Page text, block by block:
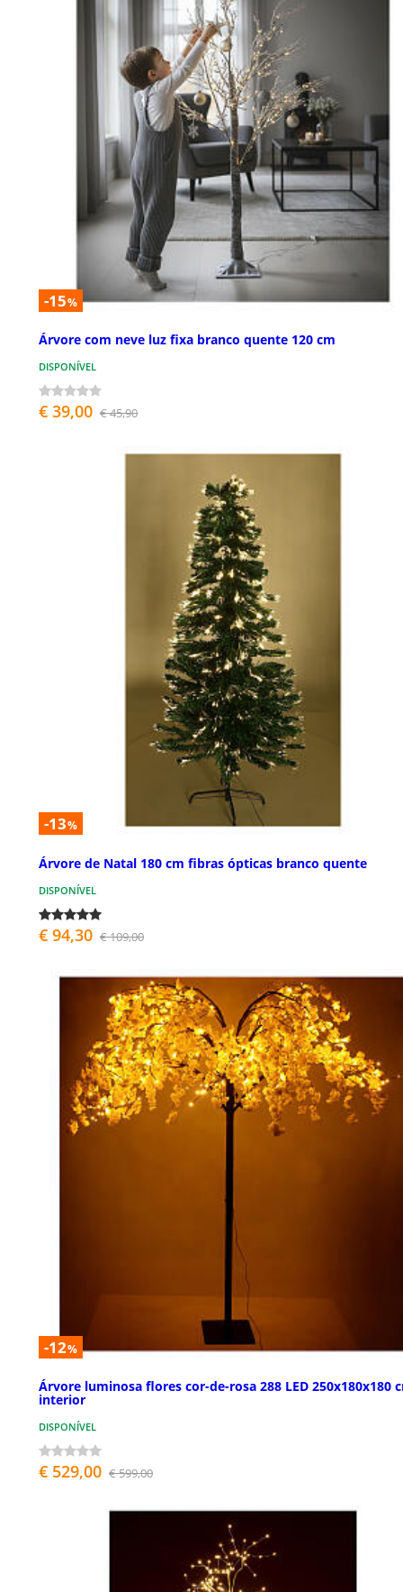
-15%
Árvore com neve luz fixa branco quente 120 cm
DISPONÍVEL
€ 39,00 € 45,90
-13%
Árvore de Natal 180 cm fibras ópticas branco quente
DISPONÍVEL
€ 94,30 € 109,00
-12%
Árvore luminosa flores cor-de-rosa 288 LED 250x180x180
interior
DISPONÍVEL
€ 529,00 € 599,00